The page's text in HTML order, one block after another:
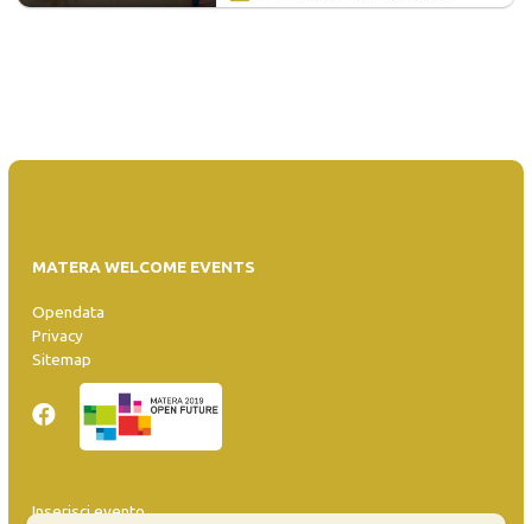
MATERA WELCOME EVENTS
Opendata
Privacy
Sitemap
Inserisci evento